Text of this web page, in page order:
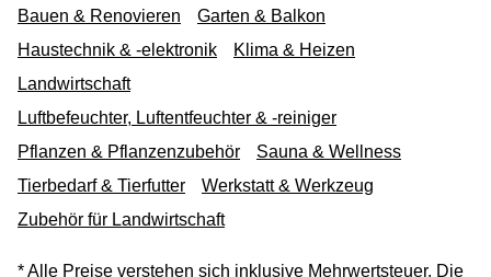
Bauen & Renovieren
Garten & Balkon
Haustechnik & -elektronik
Klima & Heizen
Landwirtschaft
Luftbefeuchter, Luftentfeuchter & -reiniger
Pflanzen & Pflanzenzubehör
Sauna & Wellness
Tierbedarf & Tierfutter
Werkstatt & Werkzeug
Zubehör für Landwirtschaft
* Alle Preise verstehen sich inklusive Mehrwertsteuer. Die